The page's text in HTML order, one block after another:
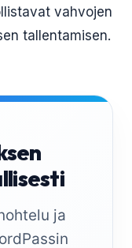
vahvojen
tallentamisen.
ja